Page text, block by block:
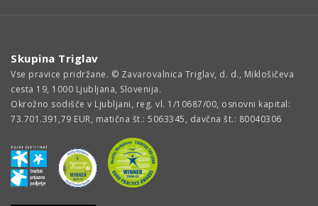
Skupina Triglav
Vse pravice pridržane. © Zavarovalnica Triglav, d. d., Miklošičeva
cesta 19, 1000 Ljubljana, Slovenija.
Okrožno sodišče v Ljubljani, reg. vl. 1/10687/00, osnovni kapital:
73.701.391,79 EUR, matična št.: 5063345, davčna št.: 80040306